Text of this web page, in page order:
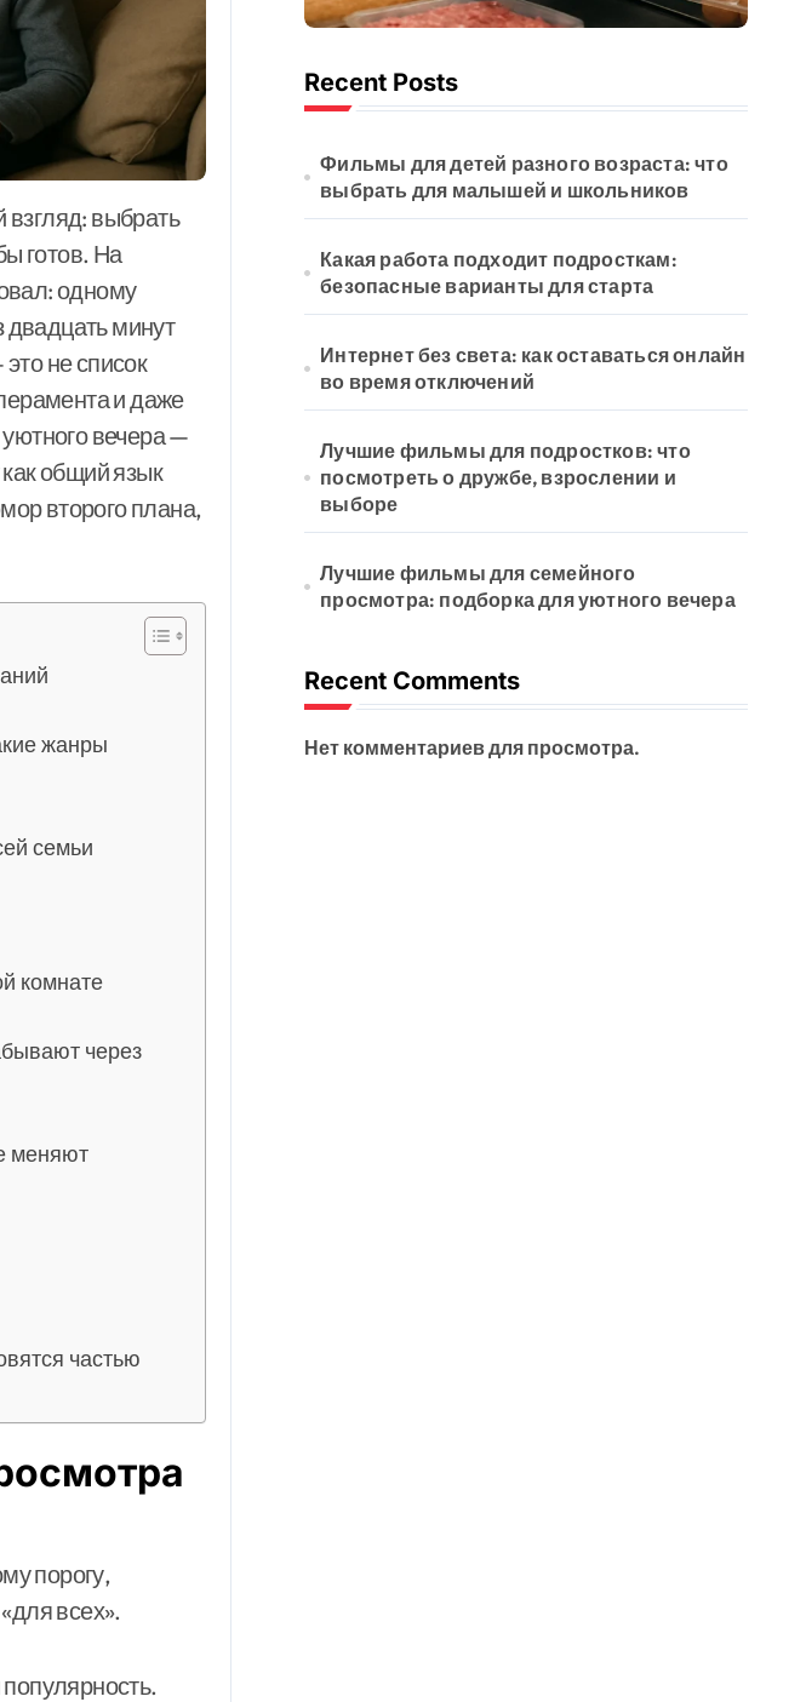
готов. На
одному
двадцать минут
не список
и даже
вечера —
общий язык
второго плана,
жанры
семьи
комнате
через
меняют
частью
порогу,
всех».
и
безопасные
варианты для
старта
Recent Posts
Фильмы для детей разного возраста: что
выбрать для малышей и школьников
Какая работа подходит подросткам:
безопасные варианты для старта
Интернет без света: как оставаться онлайн
во время отключений
Лучшие фильмы для подростков: что
посмотреть о дружбе, взрослении и
выборе
Лучшие фильмы для семейного
просмотра: подборка для уютного вечера
Recent Comments
Нет комментариев для просмотра.